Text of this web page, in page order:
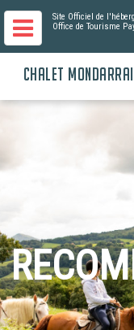
Site Officiel de
Office de Tourisme
CHALET